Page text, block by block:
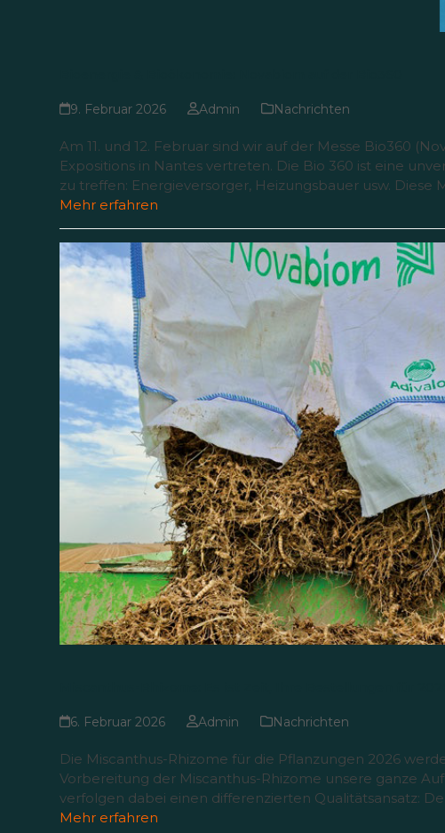
9. Februar 2026 Admin Nachrichten
Am 11. und 12. Februar sind wir auf der Messe Bio360
Expositions in Nantes vertreten. Die Bio 360 ist eine
zu treffen: Energieversorger, Heizungsbauer usw. Diese
Mehr erfahren
6. Februar 2026 Admin Nachrichten
Die Miscanthus-Rhizome für die Pflanzungen 2026
Vorbereitung der Miscanthus-Rhizome unsere ganze
verfolgen dabei einen differenzierten Qualitätsansatz:
Mehr erfahren